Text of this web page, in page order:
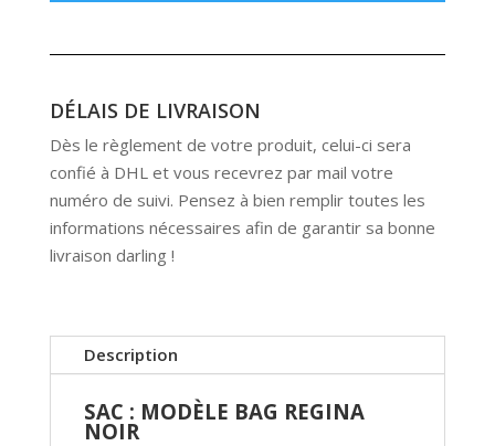
DÉLAIS DE LIVRAISON
Dès le règlement de votre produit, celui-ci sera
confié à DHL et vous recevrez par mail votre
numéro de suivi. Pensez à bien remplir toutes les
informations nécessaires afin de garantir sa bonne
livraison darling !
Description
SAC : MODÈLE BAG REGINA
NOIR